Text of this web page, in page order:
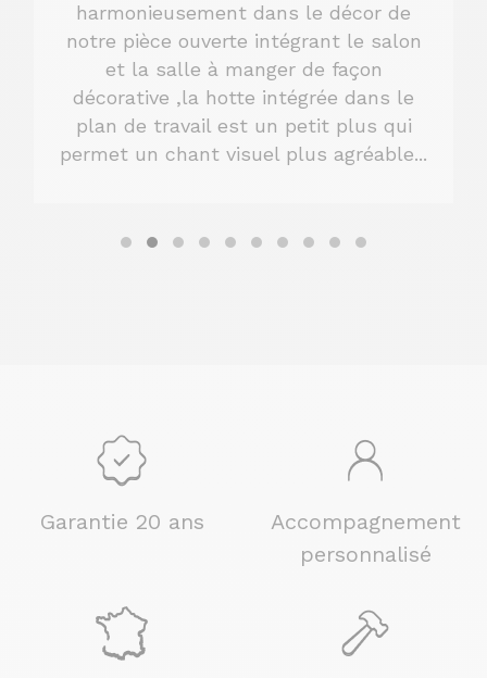
harmonieusement dans le décor de
notre pièce ouverte intégrant le salon
et la salle à manger de façon
décorative ,la hotte intégrée dans le
plan de travail est un petit plus qui
permet un chant visuel plus agréable...
Garantie 20 ans
Accompagnement
personnalisé